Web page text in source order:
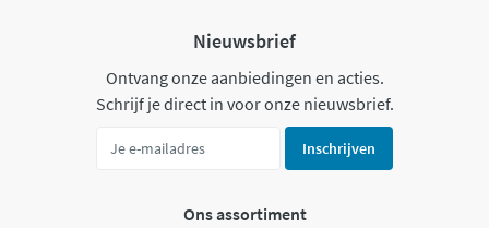
Nieuwsbrief
Ontvang onze aanbiedingen en acties.
Schrijf je direct in voor onze nieuwsbrief.
Inschrijven
Ons assortiment